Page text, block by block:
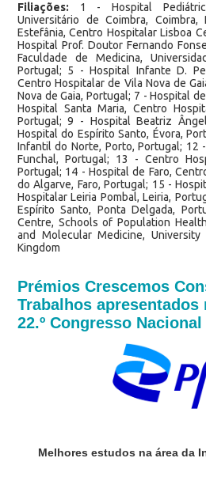
Filiações: 1 - Hospital
Universitário de Coimbra,
Estefânia, Centro Hospitalar Lisboa
Hospital Prof. Doutor Fernando
Faculdade de Medicina,
Portugal; 5 - Hospital Infante D.
Centro Hospitalar de Vila Nova de
Nova de Gaia, Portugal; 7 - Hospital
Hospital Santa Maria, Centro
Portugal; 9 - Hospital Beatriz
Hospital do Espírito Santo, Évora,
Infantil do Norte, Porto, Portugal; 12
Funchal, Portugal; 13 - Centro
Portugal; 14 - Hospital de Faro,
do Algarve, Faro, Portugal; 15 -
Hospitalar Leiria Pombal, Leiria,
Espírito Santo, Ponta Delgada,
Centre, Schools of Population
and Molecular Medicine,
Kingdom
Prémios Crescemos
Trabalhos apresentados
22.º Congresso
Melhores estudos na área da